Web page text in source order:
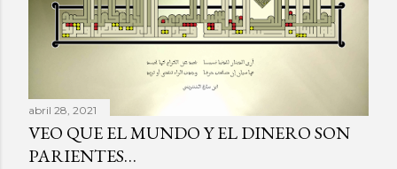
abril 28, 2021
VEO QUE EL MUNDO Y EL DINERO SON
PARIENTES…